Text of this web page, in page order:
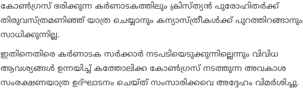
കോണ്‍ഗ്രസ് ഭരിക്കുന്ന കര്‍ണാടകത്തിലും ക്രിസ്ത്യന്‍ പുരോഹിതര്‍ക്ക്
തിരുവസ്ത്രമണിഞ്ഞ് യാത്ര ചെയ്യാനും കന്യാസ്ത്രീകള്‍ക്ക് പുറത്തിറങ്ങാനും
സാധിക്കുന്നില്ല.
ഇതിനെതിരെ കര്‍ണാടക സര്‍ക്കാര്‍ നടപടിയെടുക്കുന്നില്ലെന്നും വിവിധ
ആവശ്യങ്ങള്‍ ഉന്നയിച്ച് കത്തോലിക്ക കോണ്‍ഗ്രസ് നടത്തുന്ന അവകാശ
സംരക്ഷണയാത്ര ഉദ്ഘാടനം ചെയ്ത് സംസാരിക്കവെ അദ്ദേഹം വിമര്‍ശിച്ചു.